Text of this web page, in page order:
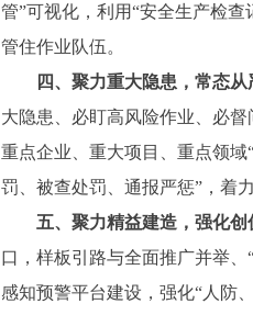
管”可视化，利用“安全生产检
管住作业队伍。
四、聚力重大隐患，常态
大隐患、必盯高风险作业、必
重点企业、重大项目、重点领域
罚、被查处罚、通报严惩”，着
五、聚力精益建造，强化创
口，样板引路与全面推广并举、
感知预警平台建设，强化“人防